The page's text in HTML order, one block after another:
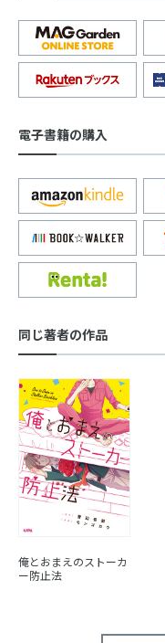
電子書籍の購入
同じ著者の作品
俺とおまえのストーカ
ー防止法